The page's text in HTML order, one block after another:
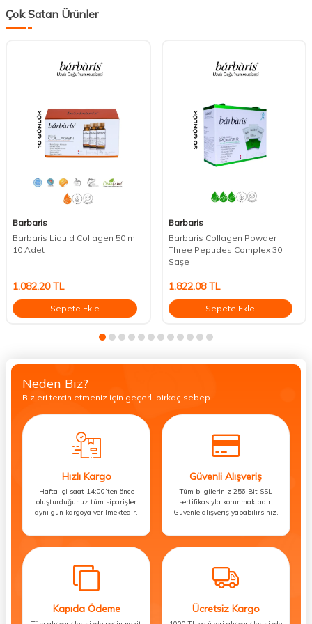
Çok Satan Ürünler
Barbaris
Barbaris Liquid Collagen 50 ml
10 Adet
1.082,20TL
Sepete Ekle
Barbaris
Barbaris Collagen Powder
Three Peptıdes Complex 30
Saşe
1.822,08TL
Sepete Ekle
Neden Biz?
Bizleri tercih etmeniz için geçerli birkaç sebep.
Hızlı Kargo
Hafta içi saat 14:00’ten önce
oluşturduğunuz tüm siparişler
aynı gün kargoya verilmektedir.
Güvenli Alışveriş
Tüm bilgileriniz 256 Bit SSL
sertifikasıyla korunmaktadır.
Güvenle alışveriş yapabilirsiniz.
Kapıda Ödeme Ücretsiz Kargo